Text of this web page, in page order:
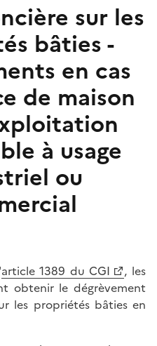
sur les
bâties -
en cas
de maison
à usage
ou
article 1389 du CGI
, les
obtenir le dégrèvement
les propriétés bâties en